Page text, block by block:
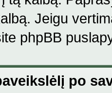
Jeigu
phpBB
po